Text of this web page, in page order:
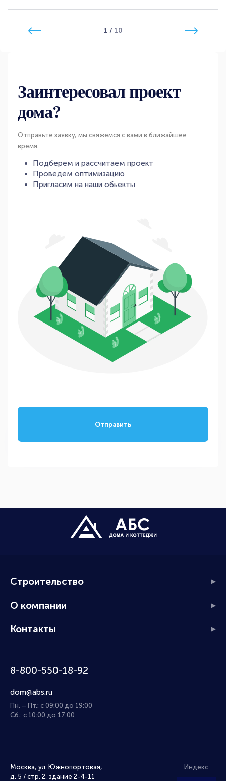
1 / 10
Заинтересовал проект
дома?
Отправьте заявку, мы свяжемся с вами в ближайшее
время.
Подберем и рассчитаем проект
Проведем оптимизацию
Пригласим на наши обьекты
Отправить
Строительство
О компании
Контакты
8-800-550-18-92
dom@abs.ru
Пн. – Пт.: с 09:00 до 19:00
Сб.: с 10:00 до 17:00
Москва, ул. Южнопортовая,
д. 5 / стр. 2, здание 2-4-11
Индекс